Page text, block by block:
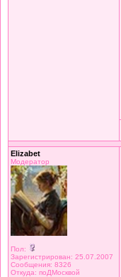
Elizabet
Модератор
Пол:
Зарегистрирован: 25.07.2007
Сообщения: 8326
Откуда: поДМосквой